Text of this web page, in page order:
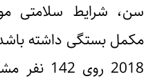
سن، شرایط سلامتی
مکمل بستگی داشته
2018 روی